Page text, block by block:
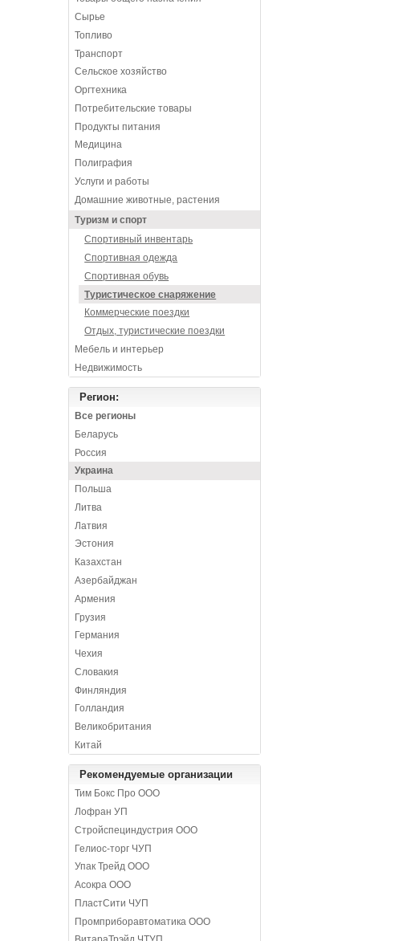
Сырье
Топливо
Транспорт
Сельское хозяйство
Оргтехника
Потребительские товары
Продукты питания
Медицина
Полиграфия
Услуги и работы
Домашние животные, растения
Туризм и спорт
Спортивный инвентарь
Спортивная одежда
Спортивная обувь
Туристическое снаряжение
Коммерческие поездки
Отдых, туристические поездки
Мебель и интерьер
Недвижимость
Регион:
Все регионы
Беларусь
Россия
Украина
Польша
Литва
Латвия
Эстония
Казахстан
Азербайджан
Армения
Грузия
Германия
Чехия
Словакия
Финляндия
Голландия
Великобритания
Китай
Рекомендуемые организации
Тим Бокс Про ООО
Лофран УП
Стройспециндустрия ООО
Гелиос-торг ЧУП
Упак Трейд ООО
Асокра ООО
ПластСити ЧУП
Промприборавтоматика ООО